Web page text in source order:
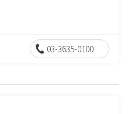
03-3635-0100